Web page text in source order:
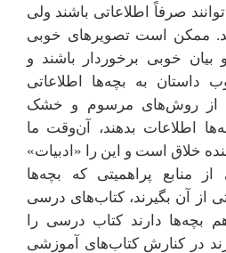
صرفاً اطلاعاتی باشند ولی
ممکن است تصویرهای خوبی
بیان خوبی برخوردار باشند و
به بچه‌ها اطلاعاتی
از روش‌های مرسوم و خشک
اطلاعات بدهند، آن‌وقت ما
خلاق است و این را «ادبیات»
منابع پراهمیتی که بچه‌ها
از آن بگیرند، کتاب‌های درسی
بچه‌ها دارند کتاب درسی را
در کنارش کتاب‌های آموزشی